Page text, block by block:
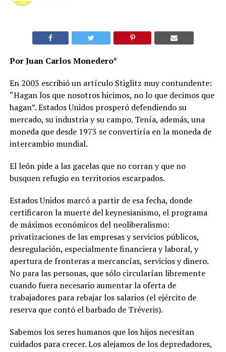
Por Juan Carlos Monedero*
En 2003 escribió un artículo Stiglitz muy contundente:
“Hagan los que nosotros hicimos, no lo que decimos que
hagan”. Estados Unidos prosperó defendiendo su
mercado, su industria y su campo. Tenía, además, una
moneda que desde 1973 se convertiría en la moneda de
intercambio mundial.
El león pide a las gacelas que no corran y que no
busquen refugio en territorios escarpados.
Estados Unidos marcó a partir de esa fecha, donde
certificaron la muerte del keynesianismo, el programa
de máximos económicos del neoliberalismo:
privatizaciones de las empresas y servicios públicos,
desregulación, especialmente financiera y laboral, y
apertura de fronteras a mercancías, servicios y dinero.
No para las personas, que sólo circularían libremente
cuando fuera necesario aumentar la oferta de
trabajadores para rebajar los salarios (el ejército de
reserva que contó el barbado de Tréveris).
Sabemos los seres humanos que los hijos necesitan
cuidados para crecer. Los alejamos de los depredadores,